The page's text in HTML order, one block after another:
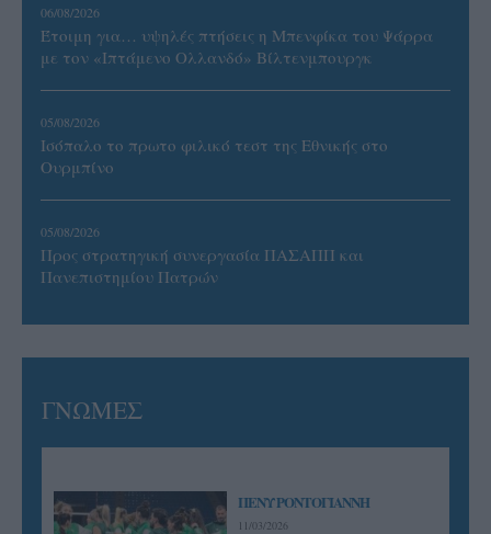
06/08/2026
Έτοιμη για… υψηλές πτήσεις η Μπενφίκα του Ψάρρα
με τον «Ιπτάμενο Ολλανδό» Βίλτενμπουργκ
05/08/2026
Ισόπαλο το πρωτο φιλικό τεστ της Εθνικής στο
Ουρμπίνο
05/08/2026
Προς στρατηγική συνεργασία ΠΑΣΑΠΠ και
Πανεπιστημίου Πατρών
ΓΝΩΜΕΣ
ΠΕΝΥ ΡΟΝΤΟΓΙΑΝΝΗ
11/03/2026